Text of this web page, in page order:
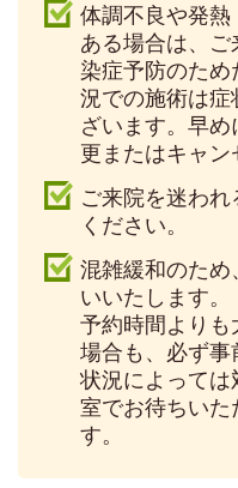
体調不良や発
ある場合は、
染症予防のた
況での施術は
ざいます。早
更またはキャン
ご来院を迷わ
ください。
混雑緩和のた
いいたします。
予約時間より
場合も、必ず事
状況によって
室でお待ちいた
す。